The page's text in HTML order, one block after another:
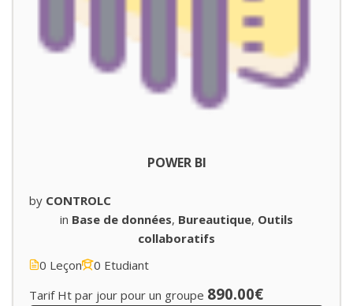
POWER BI
by CONTROLC
in Base de données, Bureautique, Outils
collaboratifs
0 Leçon
0 Etudiant
Tarif Ht par jour pour un groupe 890.00€